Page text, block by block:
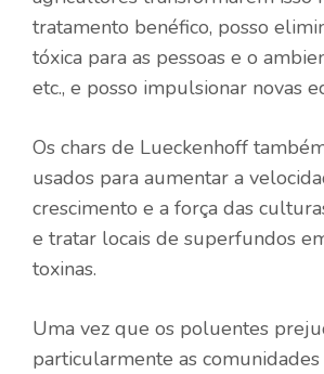
tratamento benéfico, posso
tóxica para as pessoas e o
etc., e posso impulsionar novas
Os chars de Lueckenhoff
usados ​​para aumentar a
crescimento e a força das
e tratar locais de superfundos
toxinas.
Uma vez que os poluentes
particularmente as comunidades